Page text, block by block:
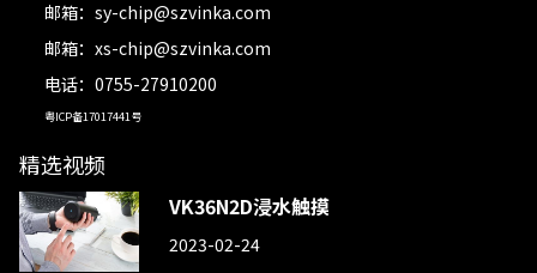
邮箱： sy-chip@szvinka.com
邮箱： xs-chip@szvinka.com
电话：0755-27910200
粤ICP备17017441号
精选视频
VK36N2D浸水触摸
2023-02-24